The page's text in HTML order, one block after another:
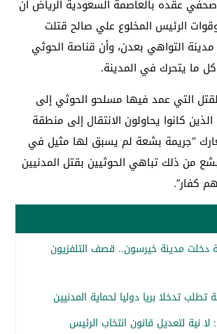
عقده بالعاصمة السعودية الرياض أن
الرئيس المخلوع علي صالح قتلت
التواهي بعدن، وأن قناصة الحوثي
ما يتحرك في المدينة.
التي عمد فيها مسلحو الحوثي إلى
كانوا يحاولون الانتقال إلى منطقة
“جريمة بشعة لم يسبق لها مثيل في
من ذلك تباهي الحوثيين بقتل المدنيين
كفار”.
دخلت مدينة خيرسون.. قصف التلفزيون
تطلب تدخلا بريا دوليا لحماية المدنيين
لا نية لتعديل قانون انتخاب الرئيس